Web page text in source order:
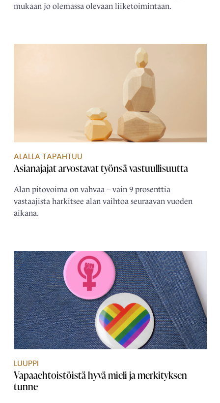
mukaan jo olemassa olevaan liiketoimintaan.
ALALLA TAPAHTUU
Asianajajat arvostavat työnsä vastuullisuutta
Alan pitovoima on vahvaa – vain 9 prosenttia
vastaajista harkitsee alan vaihtoa seuraavan vuoden
aikana.
LUUPPI
Vapaaehtoistöistä hyvä mieli ja merkityksen
tunne